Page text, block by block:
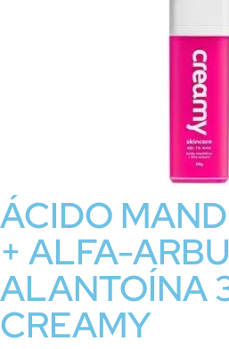
ÁCIDO
+ ALFA-
ALANTOÍNA
CREAMY